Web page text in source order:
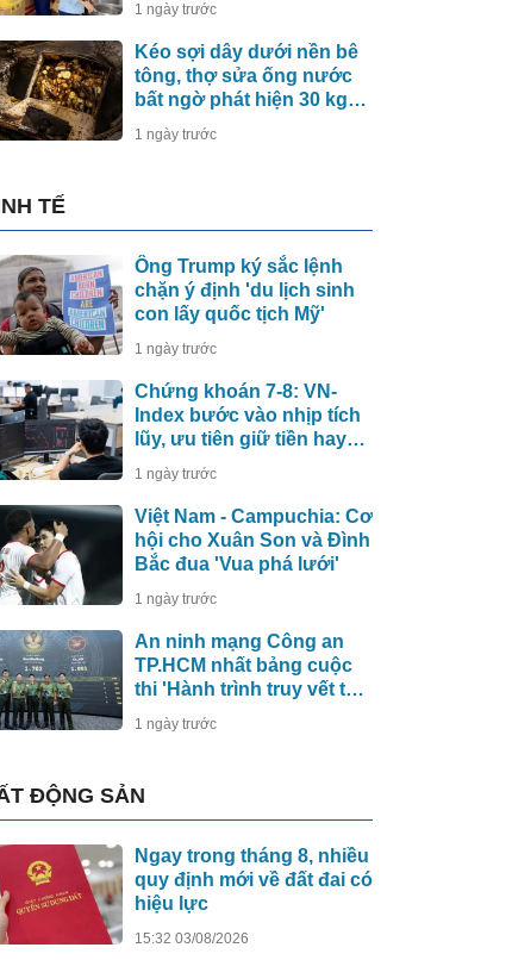
1 ngày trước
Kéo sợi dây dưới nền bê
tông, thợ sửa ống nước
bất ngờ phát hiện 30 kg
tiền vàng, khu vực lập tức
bị phong tỏa
1 ngày trước
TẾ
Ông Trump ký sắc lệnh
chặn ý định 'du lịch sinh
con lấy quốc tịch Mỹ'
1 ngày trước
Chứng khoán 7-8: VN-
Index bước vào nhịp tích
lũy, ưu tiên giữ tiền hay
cổ phiếu?
1 ngày trước
Việt Nam - Campuchia: Cơ
hội cho Xuân Son và Đình
Bắc đua 'Vua phá lưới'
1 ngày trước
An ninh mạng Công an
TP.HCM nhất bảng cuộc
thi 'Hành trình truy vết tội
phạm mạng'
1 ngày trước
ĐỘNG SẢN
Ngay trong tháng 8, nhiều
quy định mới về đất đai có
hiệu lực
15:32 03/08/2026